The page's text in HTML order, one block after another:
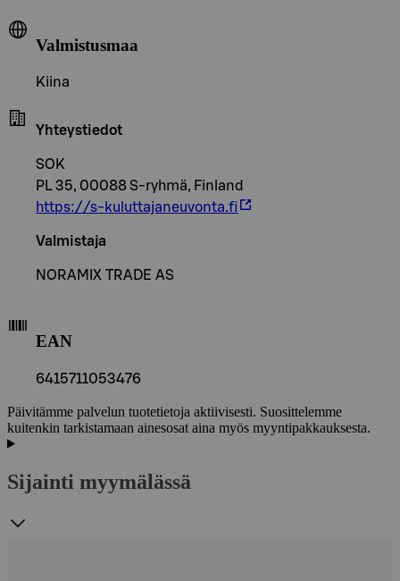
Valmistusmaa
Kiina
Yhteystiedot
SOK
PL 35, 00088 S-ryhmä, Finland
https://s-kuluttajaneuvonta.fi
Valmistaja
NORAMIX TRADE AS
EAN
6415711053476
Päivitämme palvelun tuotetietoja aktiivisesti. Suosittelemme
kuitenkin tarkistamaan ainesosat aina myös myyntipakkauksesta.
Sijainti myymälässä